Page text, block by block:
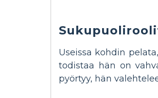
Useissa kohdin
todistaa hän on
pyörtyy, hän